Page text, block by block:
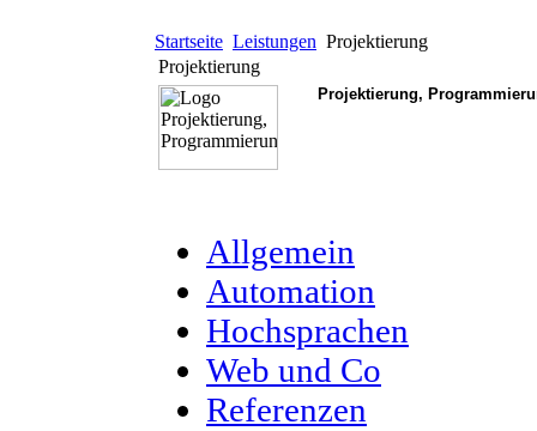
Startseite Leistungen Projektierung
Projektierung
Projektierung,
Allgemein
Automation
Hochsprachen
Web und Co
Referenzen